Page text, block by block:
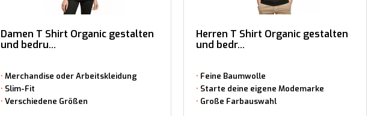
Damen T Shirt Organic gestalten
und bedru...
Merchandise oder Arbeitskleidung
Slim-Fit
Verschiedene Größen
Herren T Shirt Organic gestalten
und bedr...
Feine Baumwolle
Starte deine eigene Modemarke
Große Farbauswahl